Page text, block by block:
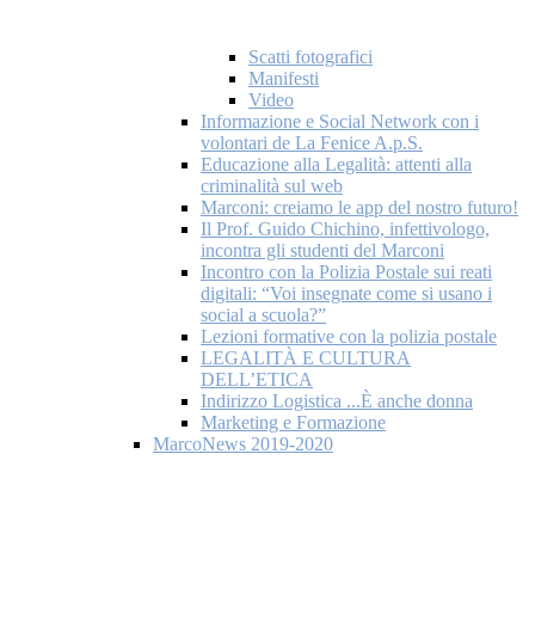
Scatti fotografici
Manifesti
Video
Informazione e Social Network con i
volontari de La Fenice A.p.S.
Educazione alla Legalità: attenti alla
criminalità sul web
Marconi: creiamo le app del nostro futuro!
Il Prof. Guido Chichino, infettivologo,
incontra gli studenti del Marconi
Incontro con la Polizia Postale sui reati
digitali: “Voi insegnate come si usano i
social a scuola?”
Lezioni formative con la polizia postale
LEGALITÀ E CULTURA
DELL’ETICA
Indirizzo Logistica ...È anche donna
Marketing e Formazione
MarcoNews 2019-2020